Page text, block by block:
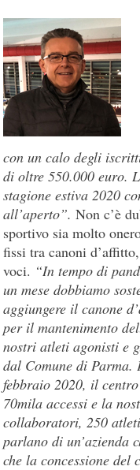
con un calo degli
di oltre 550.000 euro.
stagione estiva 2020
all’aperto”.Non c’è
sportivo sia molto
fissi tra canoni
voci. “In tempo di
un mese dobbiamo
aggiungere il canone
per il mantenimento
nostri atleti agonisti e
dal Comune di
febbraio 2020, il
70mila accessi e la
collaboratori, 250
parlano di un’azienda
che la concessione del